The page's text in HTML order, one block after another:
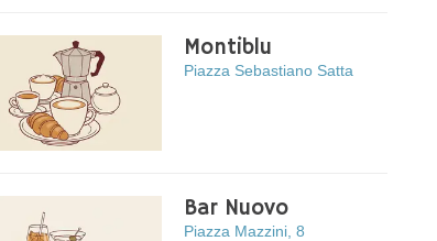
Montiblu
Piazza Sebastiano Satta
Bar Nuovo
Piazza Mazzini, 8